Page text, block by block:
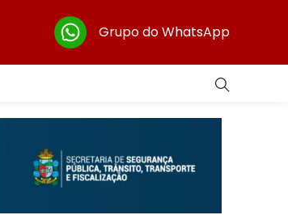
Grupo do WhatsApp